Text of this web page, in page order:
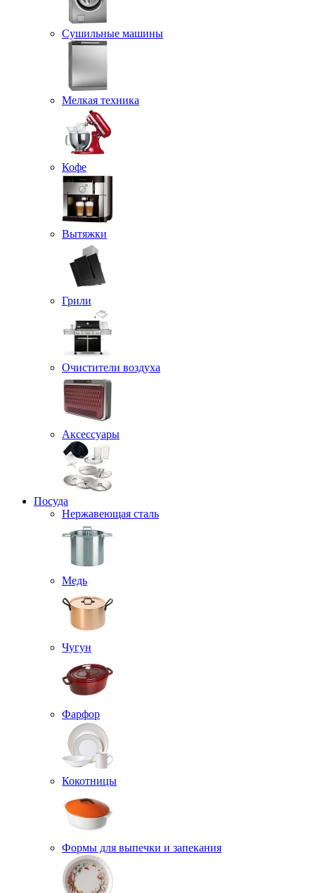
Сушильные машины
Мелкая техника
Кофе
Вытяжки
Грили
Очистители воздуха
Аксессуары
Посуда
Нержавеющая сталь
Медь
Чугун
Фарфор
Кокотницы
Формы для выпечки и запекания